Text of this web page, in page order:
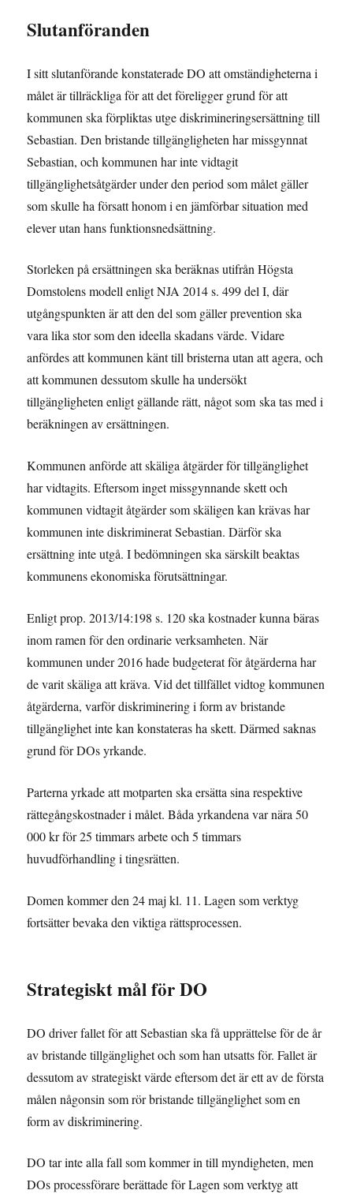
Slutanföranden
I sitt slutanförande konstaterade DO att omständigheterna i
målet är tillräckliga för att det föreligger grund för att
kommunen ska förpliktas utge diskrimineringsersättning till
Sebastian. Den bristande tillgängligheten har missgynnat
Sebastian, och kommunen har inte vidtagit
tillgänglighetsåtgärder under den period som målet gäller
som skulle ha försatt honom i en jämförbar situation med
elever utan hans funktionsnedsättning.
Storleken på ersättningen ska beräknas utifrån Högsta
Domstolens modell enligt NJA 2014 s. 499 del I, där
utgångspunkten är att den del som gäller prevention ska
vara lika stor som den ideella skadans värde. Vidare
anfördes att kommunen känt till bristerna utan att agera, och
att kommunen dessutom skulle ha undersökt
tillgängligheten enligt gällande rätt, något som ska tas med i
beräkningen av ersättningen.
Kommunen anförde att skäliga åtgärder för tillgänglighet
har vidtagits. Eftersom inget missgynnande skett och
kommunen vidtagit åtgärder som skäligen kan krävas har
kommunen inte diskriminerat Sebastian. Därför ska
ersättning inte utgå. I bedömningen ska särskilt beaktas
kommunens ekonomiska förutsättningar.
Enligt prop. 2013/14:198 s. 120 ska kostnader kunna bäras
inom ramen för den ordinarie verksamheten. När
kommunen under 2016 hade budgeterat för åtgärderna har
de varit skäliga att kräva. Vid det tillfället vidtog kommunen
åtgärderna, varför diskriminering i form av bristande
tillgänglighet inte kan konstateras ha skett. Därmed saknas
grund för DOs yrkande.
Parterna yrkade att motparten ska ersätta sina respektive
rättegångskostnader i målet. Båda yrkandena var nära 50
000 kr för 25 timmars arbete och 5 timmars
huvudförhandling i tingsrätten.
Domen kommer den 24 maj kl. 11. Lagen som verktyg
fortsätter bevaka den viktiga rättsprocessen.
Strategiskt mål för DO
DO driver fallet för att Sebastian ska få upprättelse för de år
av bristande tillgänglighet och som han utsatts för. Fallet är
dessutom av strategiskt värde eftersom det är ett av de första
målen någonsin som rör bristande tillgänglighet som en
form av diskriminering.
DO tar inte alla fall som kommer in till myndigheten, men
DOs processförare berättade för Lagen som verktyg att